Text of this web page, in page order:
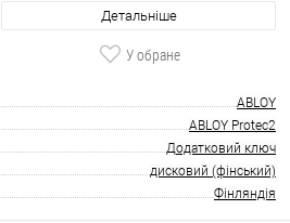
Детальніше
У обране
ABLOY
ABLOY Protec2
Додатковий ключ
дисковий (фінський)
Фінляндія